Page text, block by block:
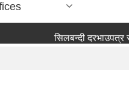
सिलबन्दी दरभाउपत्र